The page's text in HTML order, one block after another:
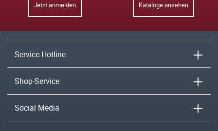
Jetzt anmelden Kataloge ansehen
Service-Hotline
Shop-Service
Social Media